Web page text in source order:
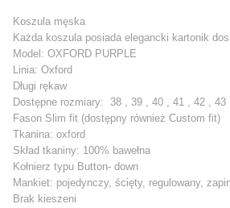
Koszula męska
Każda koszula posiada elegancki kartonik
Model: OXFORD PURPLE
Linia: Oxford
Długi rękaw
Dostępne rozmiary: 38 , 39 , 40 , 41 , 42 , 43
Fason Slim fit (dostępny również Custom fit)
Tkanina: oxford
Skład tkaniny: 100% bawełna
Kołnierz typu Button- down
Mankiet: pojedynczy, ścięty, regulowany,
Brak kieszeni